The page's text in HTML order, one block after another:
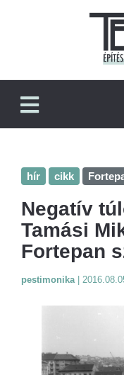
hír cikk
Negatív
Tamási
Fortepan
pestimonika